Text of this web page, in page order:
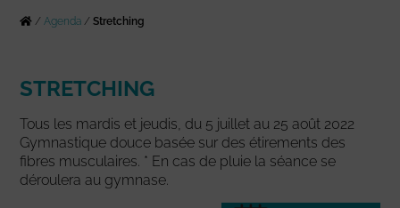
/Agenda /Stretching
STRETCHING
Tous les mardis et jeudis, du 5 juillet au 25 août 2022
Gymnastique douce basée sur des étirements des
fibres musculaires. * En cas de pluie la séance se
déroulera au gymnase.